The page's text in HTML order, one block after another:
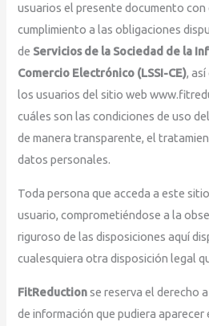
usuarios el presente documento
cumplimiento a las obligaciones
de Servicios de la Sociedad de la
Comercio Electrónico (LSSI-CE),
los usuarios del sitio web
cuáles son las condiciones de uso
de manera transparente, el
datos personales.
Toda persona que acceda a este
usuario, comprometiéndose a la
riguroso de las disposiciones aquí
cualesquiera otra disposición legal
FitReductionse reserva el derecho
de información que pudiera aparecer